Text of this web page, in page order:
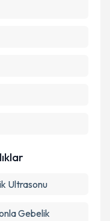
Ultrasonu
Gebelik